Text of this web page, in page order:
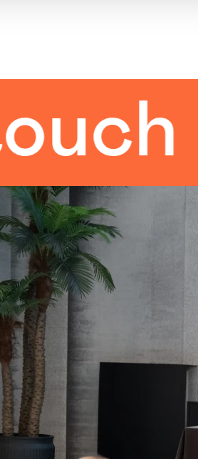
the